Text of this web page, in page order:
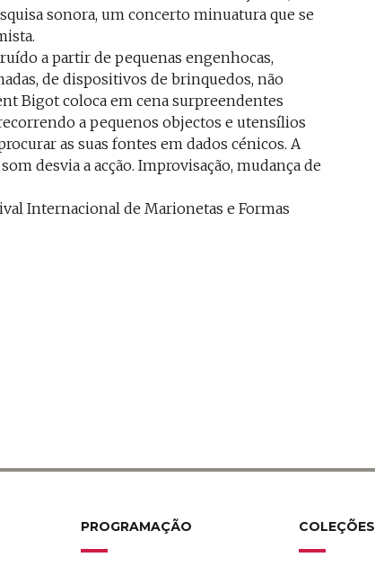
sonora, um concerto minuatura que se
a partir de pequenas engenhocas,
de dispositivos de brinquedos, não
Bigot coloca em cena surpreendentes
a pequenos objectos e utensílios
as suas fontes em dados cénicos. A
desvia a acção. Improvisação, mudança de
Internacional de Marionetas e Formas
PROGRAMAÇÃO COLEÇÕES